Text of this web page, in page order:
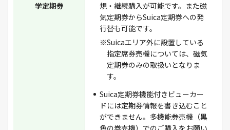
学定期券
規・継続購入が可能です。また磁
気定期券からSuica定期券への発
行替も可能です。
※Suicaエリア外に設置している
指定席券売機については、磁気
定期券のみの取扱いとなりま
す。
Suica定期券機能付きビューカー
ドには定期券情報を書き込むこと
ができません。多機能券売機（黒
色の券売機）でのご購入をお願い